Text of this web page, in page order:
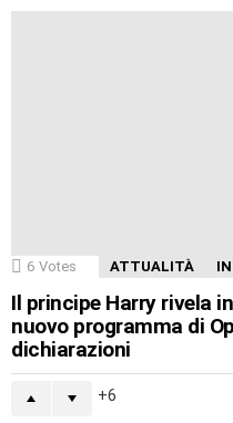
6 Votes ATTUALITÀ
Il principe Harry rivela
nuovo programma di
dichiarazioni
6